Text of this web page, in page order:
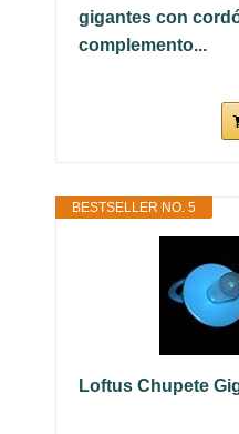
gigantes con
complemento...
BESTSELLER NO. 5
Loftus Chupete